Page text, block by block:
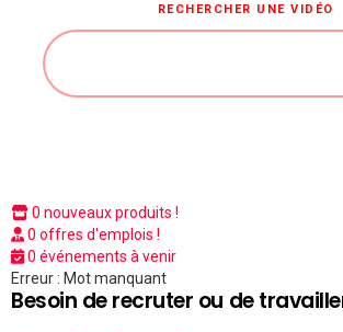
RECHERCHER UNE VIDÉO
0 nouveaux produits !
0 offres d'emplois !
0 événements à venir
Erreur : Mot manquant
Besoin de recruter ou de